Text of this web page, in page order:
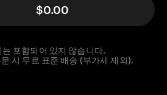
$0.00
포함되어 있지 않습니다.
시 무료 표준 배송 (부가세 제외).